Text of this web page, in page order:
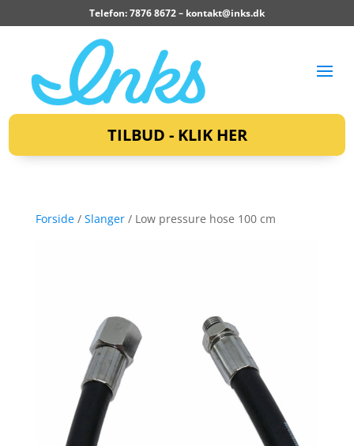
Telefon: 7876 8672 – kontakt@inks.dk
TILBUD - KLIK HER
Forside/ Slanger/ Low pressure hose 100 cm